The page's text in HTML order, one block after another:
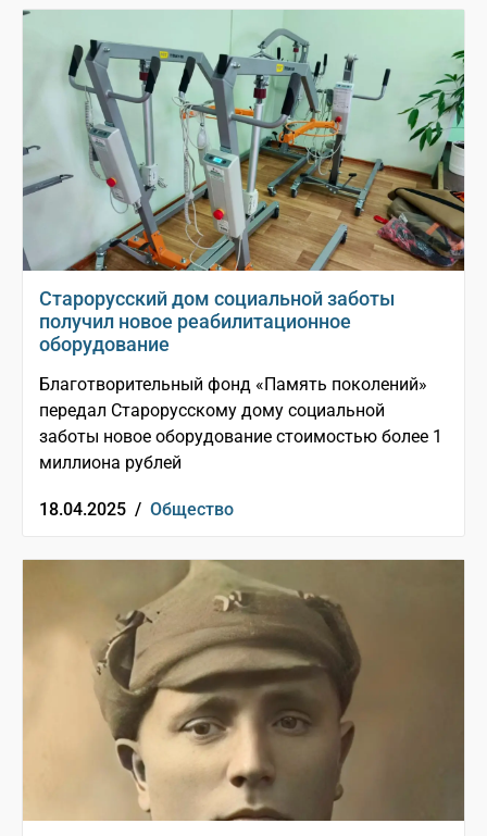
Старорусский дом социальной заботы
получил новое реабилитационное
оборудование
Благотворительный фонд «Память поколений»
передал Старорусскому дому социальной
заботы новое оборудование стоимостью более 1
миллиона рублей
18.04.2025 / Общество